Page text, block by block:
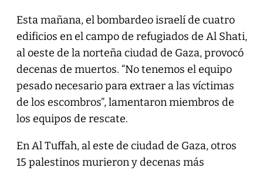
Esta mañana, el bombardeo israelí de cuatro
edificios en el campo de refugiados de Al Shati,
al oeste de la norteña ciudad de Gaza, provocó
decenas de muertos. “No tenemos el equipo
pesado necesario para extraer a las víctimas
de los escombros”, lamentaron miembros de
los equipos de rescate.
En Al Tuffah, al este de ciudad de Gaza, otros
15 palestinos murieron y decenas más